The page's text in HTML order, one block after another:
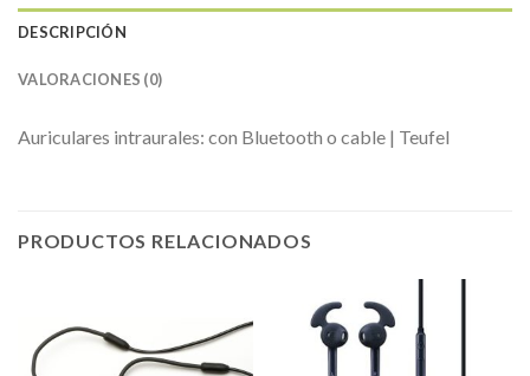
DESCRIPCIÓN
VALORACIONES (0)
Auriculares intraurales: con Bluetooth o cable | Teufel
PRODUCTOS RELACIONADOS